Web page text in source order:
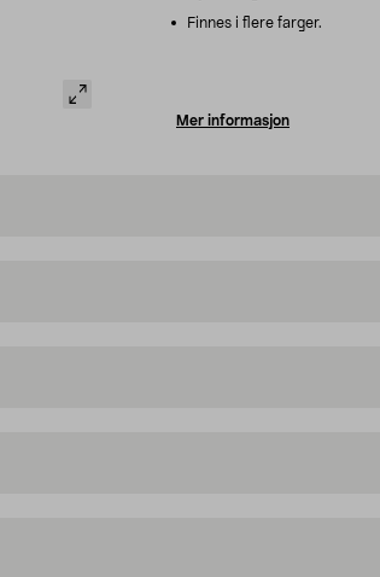
Finnes i flere farger.
Mer informasjon